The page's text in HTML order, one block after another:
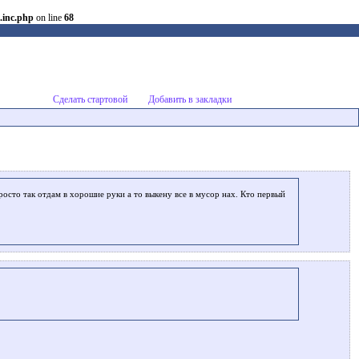
on line 68
Сделать стартовой Добавить в закладки
так отдам в хорошие руки а то выкену все в мусор нах. Кто первый